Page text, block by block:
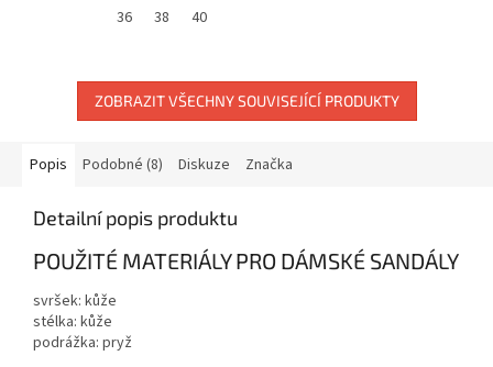
36 38 40
ZOBRAZIT VŠECHNY SOUVISEJÍCÍ PRODUKTY
Popis Podobné (8) Diskuze Značka
Detailní popis produktu
POUŽITÉ MATERIÁLY PRO DÁMSKÉ SANDÁLY
svršek: kůže
stélka: kůže
podrážka: pryž